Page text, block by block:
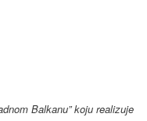
Balkanu” koju realizuje